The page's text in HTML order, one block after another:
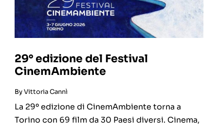
29° edizione del Festival
CinemAmbiente
ByVittoria Cannì
La 29º edizione di CinemAmbiente torna a
Torino con 69 film da 30 Paesi diversi. Cinema,